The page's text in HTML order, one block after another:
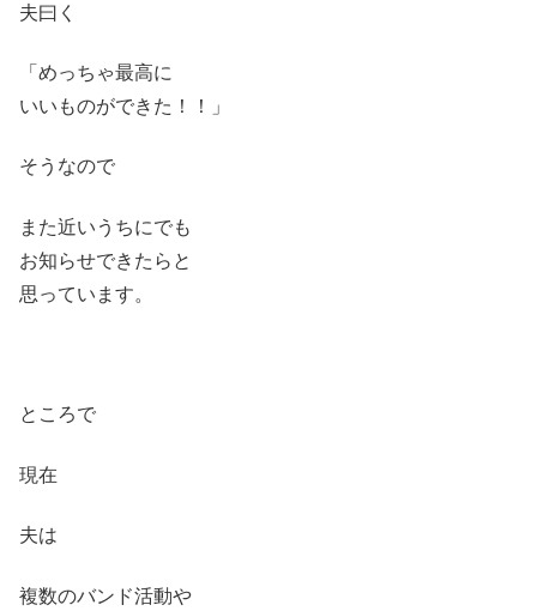
夫曰く
「めっちゃ最高に
いいものができた！！」
そうなので
また近いうちにでも
お知らせできたらと
思っています。
ところで
現在
夫は
複数のバンド活動や